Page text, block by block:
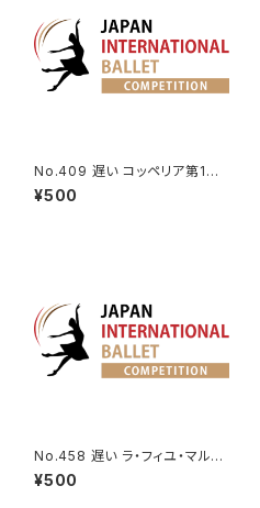
No.409 遅い コッペリア第1幕
よりスワニルダのVa.
¥500
No.458 遅い ラ・フィユ・マル・
ガルデ第1幕よりリーズのVa.
¥500